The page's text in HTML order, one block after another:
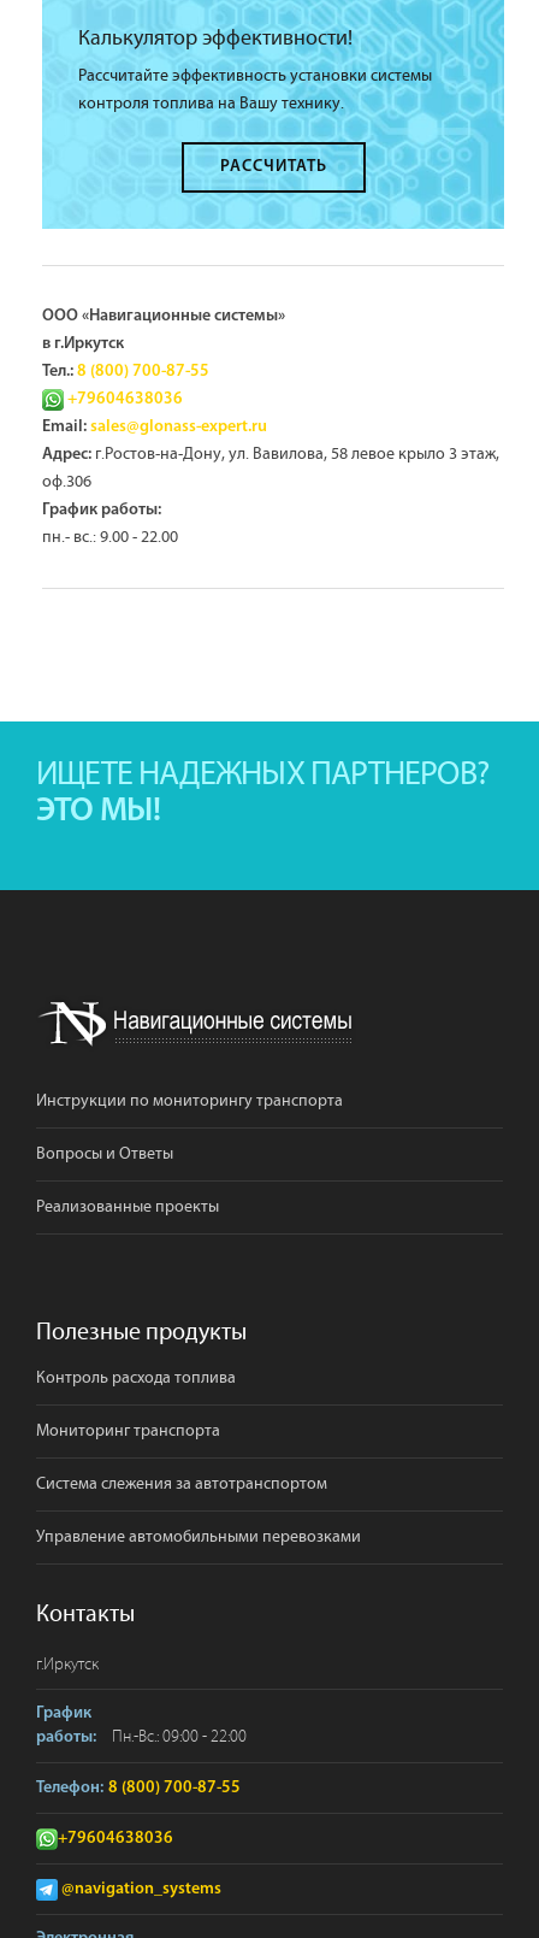
Калькулятор эффективности!
Рассчитайте эффективность установки системы
контроля топлива на Вашу технику.
РАССЧИТАТЬ
ООО «Навигационные системы»
в г.Иркутск
Тел.: 8 (800) 700-87-55
+79604638036
Email: sales@glonass-expert.ru
Адрес: г.Ростов-на-Дону, ул. Вавилова, 58 левое крыло 3 этаж,
оф.306
График работы:
пн.- вс.: 9.00 - 22.00
ИЩЕТЕ НАДЕЖНЫХ ПАРТНЕРОВ?
ЭТО МЫ!
Инструкции по мониторингу транспорта
Вопросы и Ответы
Реализованные проекты
Полезные продукты
Контроль расхода топлива
Мониторинг транспорта
Система слежения за автотранспортом
Управление автомобильными перевозками
Контакты
г.Иркутск
График
работы:
Пн.-Вс.: 09:00 - 22:00
Телефон: 8 (800) 700-87-55
+79604638036
@navigation_systems